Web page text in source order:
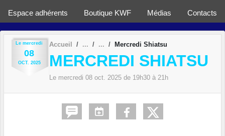
Espace adhérents Boutique KWF Médias Contacts
Le mercredi
08
OCT. 2025
Accueil Mercredi Shiatsu
MERCREDI SHIATSU
Le mercredi 08 oct. 2025 de 19h30 à 21h